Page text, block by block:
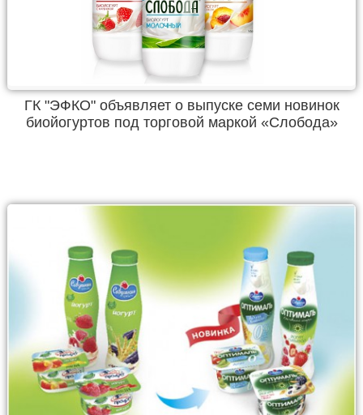
ГК "ЭФКО" объявляет о выпуске семи новинок
биойогуртов под торговой маркой «Слобода»